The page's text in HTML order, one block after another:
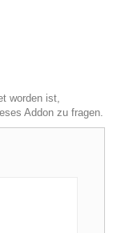
worden ist,
Addon zu fragen.